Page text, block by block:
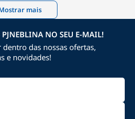
mais
PJNEBLINA NO SEU E-MAIL!
das nossas ofertas,
e novidades!